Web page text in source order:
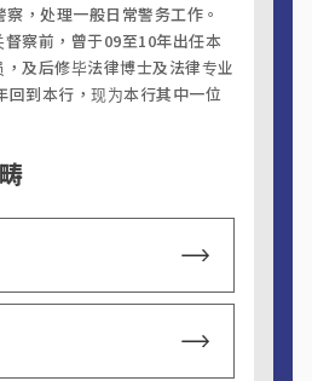
，处理一般日常警务工作。
察前，曾于09至10年出任本
及后修毕法律博士及法律专业
回到本行，现为本行其中一位